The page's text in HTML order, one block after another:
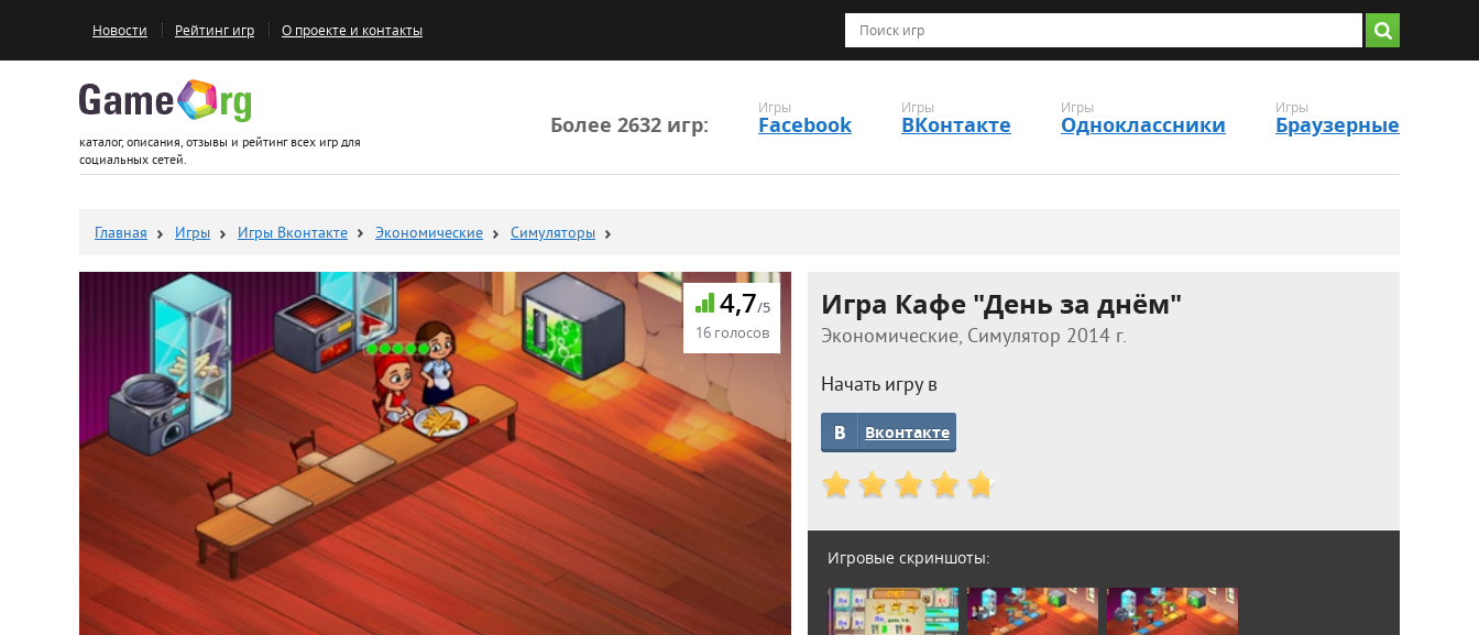
Новости Рейтинг игр О проекте и контакты
Более 2632 игр:
Игры
Facebook
Игры
ВКонтакте
Игры
Одноклассники
Игры
Браузерные
каталог, описания, отзывы и рейтинг всех игр для
социальных сетей.
Главная Игры Игры Вконтакте Экономические Симуляторы
4,7/5
16 голосов
Игра Кафе "День за днём"
Экономические, Симулятор 2014 г.
Начать игру в
Вконтакте
Игровые скриншоты: